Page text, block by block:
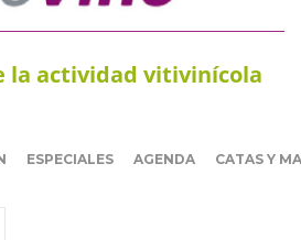
la actividad vitivinícola
ESPECIALES AGENDA CATAS Y